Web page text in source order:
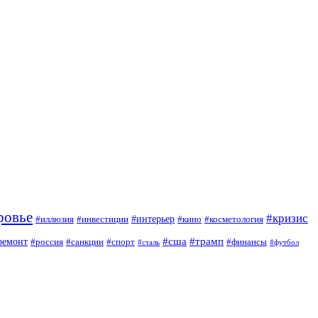
#иллюзия #инвестиции #интерьер #кино #косметология #кризис
#россия #санкции #спорт #сталь #сша #трамп #финансы #футбол